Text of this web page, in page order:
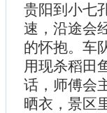
贵阳到小七
速，沿途会
的怀抱。车
用现杀稻田
话，师傅会
晒衣，景区